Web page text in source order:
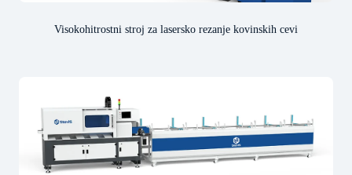
Visokohitrostni stroj za lasersko rezanje kovinskih cevi